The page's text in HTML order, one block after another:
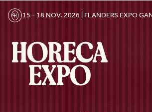
15 - 18 NOV. 2026 | FLANDERS EXPO